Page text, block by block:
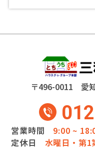
〒496-0011 愛
営業時間 9:00 ~
定休日 水曜日・第1